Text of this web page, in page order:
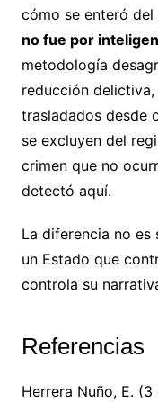
cómo se enteró del
no fue por
metodología
reducción
trasladados desde
se excluyen del
crimen que no
detectó aquí.
La diferencia no es
un Estado que
controla su
Referencias
Herrera Nuño, E.